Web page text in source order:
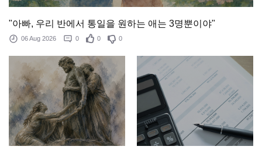
"아빠, 우리 반에서 통일을 원하는 애는 3명뿐이야"
06 Aug 2026 0 0 0